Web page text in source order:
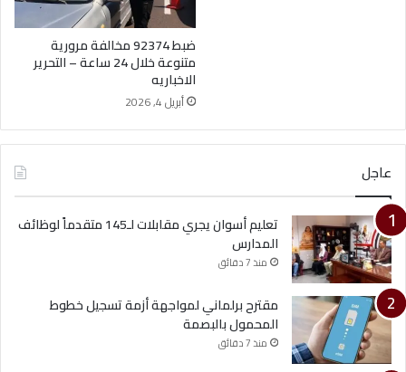
ضبط 92374 مخالفة مرورية
متنوعة خلال 24 ساعة – التحرير
الاخباريه
أبريل 4, 2026
عاجل
تعليم أسوان يجري مقابلات لـ145 متقدماً لوظائف
المدارس
منذ 7 دقائق
مقترح برلماني لمواجهة أزمة تسجيل خطوط
المحمول بالبصمة
منذ 7 دقائق